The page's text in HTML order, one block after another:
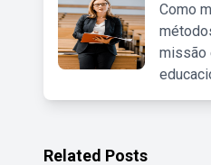
Como
missão
Related Posts